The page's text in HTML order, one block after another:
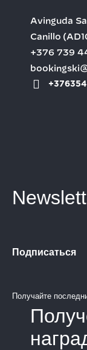
Avinguda
Canillo
+376 739
Подписаться
Получайте